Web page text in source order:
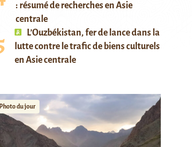
: résumé de recherches en Asie
centrale
L’Ouzbékistan, fer de lance dans la
lutte contre le trafic de biens culturels
en Asie centrale
Photo du jour